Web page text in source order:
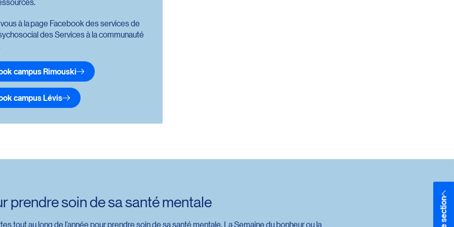
à lapage Facebook des services de
des Services à la communauté
campus Rimouski
vers l’url : https://www.facebook.com/profile.php?id=100091507963857
campus Lévis
vers l’url : https://www.facebook.com/profile.php?id=100083070953138
prendre soin de sa santé mentale
tout au long de l’année pour prendre soin de sa santé mentale. La Semaine du bonheur ou la